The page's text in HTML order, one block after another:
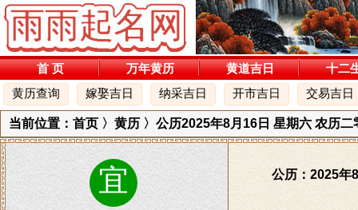
首 页 万年黄历 黄道吉日
十二
黄历查询
嫁娶吉日 纳采吉日 开市吉日 交易吉日
当前位置： 首页 〉 黄历 〉公历2025年8月16日 星期六 农历
宜 公历：2025年